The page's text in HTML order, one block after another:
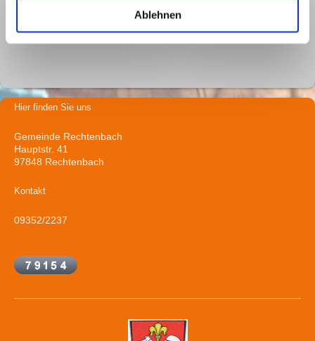
Ablehnen
Hier finden Sie uns
Gemeinde Rechtenbach
Hauptstr. 41
97848 Rechtenbach
Kontakt
09352/2237